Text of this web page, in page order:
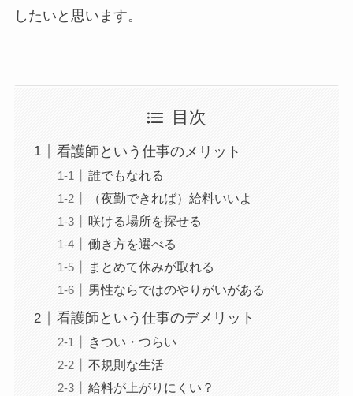
したいと思います。
目次
看護師という仕事のメリット
誰でもなれる
（夜勤できれば）給料いいよ
咲ける場所を探せる
働き方を選べる
まとめて休みが取れる
男性ならではのやりがいがある
看護師という仕事のデメリット
きつい・つらい
不規則な生活
給料が上がりにくい？